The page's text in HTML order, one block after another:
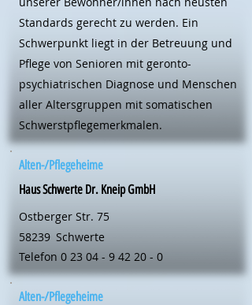
Standards gerecht zu werden. Ein
Schwerpunkt liegt in der Betreuung und
Pflege von Senioren mit geronto-
psychiatrischen Diagnose und Menschen
aller Altersgruppen mit somatischen
Schwerstpflegemerkmalen.
Alten-/Pflegeheime
Haus Schwerte Dr. Kneip GmbH
Ostberger Str. 75
58239 Schwerte
Telefon 0 23 04 - 9 42 20 - 0
Alten-/Pflegeheime